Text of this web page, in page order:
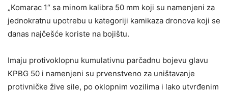
„Komarac 1“ sa minom kalibra 50 mm koji su namenjeni za
jednokratnu upotrebu u kategoriji kamikaza dronova koji se
danas najčešće koriste na bojištu.
Imaju protivoklopnu kumulativnu parčadnu bojevu glavu
KPBG 50 i namenjeni su prvenstveno za uništavanje
protivničke žive sile, po oklopnim vozilima i lako utvrđenim